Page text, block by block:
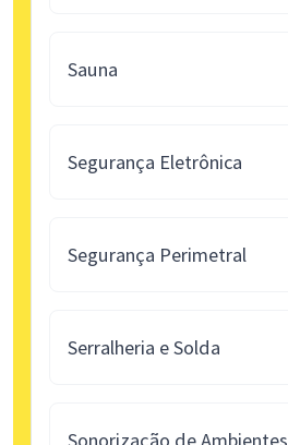
Sauna
Segurança Eletrônica
Segurança Perimetral
Serralheria e Solda